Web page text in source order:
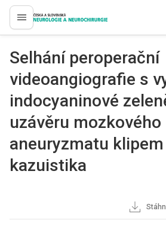
proLékaře.cz
Selhání peroperační
videoangiografie s
indocyaninové
uzávěru mozkového
aneuryzmatu
kazuistika